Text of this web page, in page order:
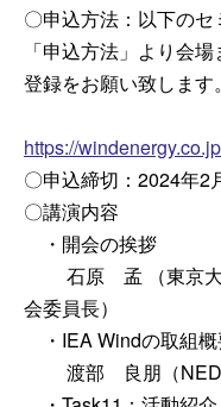
〇申込方法：以下のセ
「申込方法」より会
登録をお願い
https://
〇申込締切：2024年2
〇講演内容
・開
石原 孟 （東京大
会委員長）
・IEA
渡部 良朋（